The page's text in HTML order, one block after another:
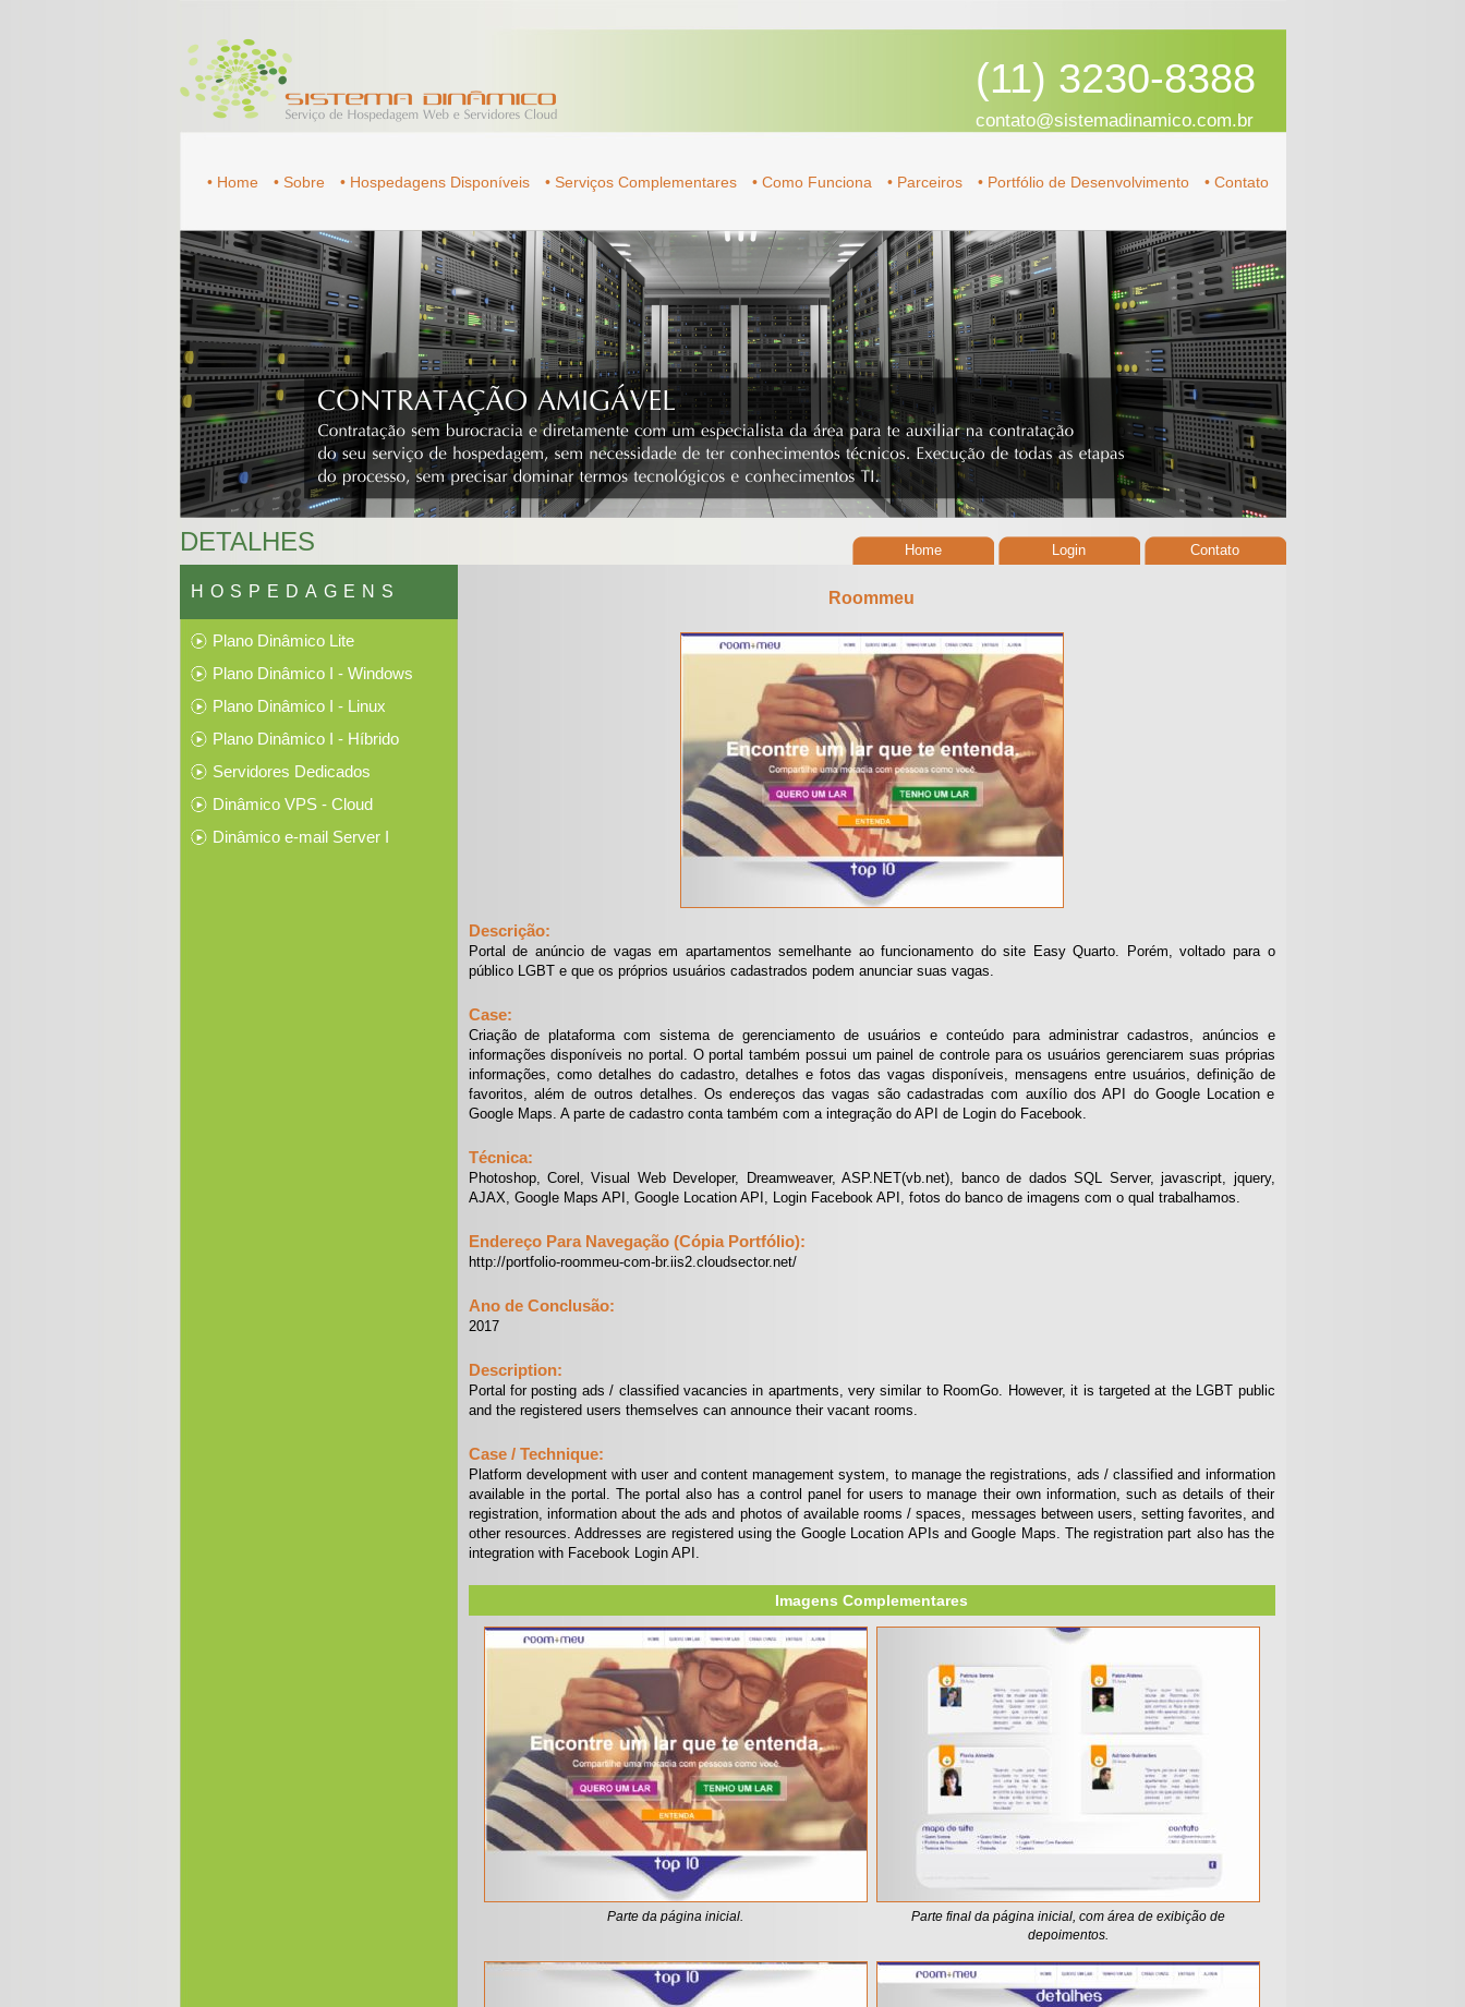
(11) 3230-8388
contato@sistemadinamico.com.br
• Home • Sobre • Hospedagens Disponíveis • Serviços Complementares • Como Funciona • Parceiros • Portfólio de Desenvolvimento • Contato
DETALHES Home Login Contato
HOSPEDAGENS
Plano Dinâmico Lite
Plano Dinâmico I - Windows
Plano Dinâmico I - Linux
Plano Dinâmico I - Híbrido
Servidores Dedicados
Dinâmico VPS - Cloud
Dinâmico e-mail Server I
Roommeu
Descrição:
Portal de anúncio de vagas em apartamentos semelhante ao funcionamento do site Easy Quarto. Porém, voltado para o
público LGBT e que os próprios usuários cadastrados podem anunciar suas vagas.
Case:
Criação de plataforma com sistema de gerenciamento de usuários e conteúdo para administrar cadastros, anúncios e
informações disponíveis no portal. O portal também possui um painel de controle para os usuários gerenciarem suas próprias
informações, como detalhes do cadastro, detalhes e fotos das vagas disponíveis, mensagens entre usuários, definição de
favoritos, além de outros detalhes. Os endereços das vagas são cadastradas com auxílio dos API do Google Location e
Google Maps. A parte de cadastro conta também com a integração do API de Login do Facebook.
Técnica:
Photoshop, Corel, Visual Web Developer, Dreamweaver, ASP.NET(vb.net), banco de dados SQL Server, javascript, jquery,
AJAX, Google Maps API, Google Location API, Login Facebook API, fotos do banco de imagens com o qual trabalhamos.
Endereço Para Navegação (Cópia Portfólio):
http://portfolio-roommeu-com-br.iis2.cloudsector.net/
Ano de Conclusão:
2017
Description:
Portal for posting ads / classified vacancies in apartments, very similar to RoomGo. However, it is targeted at the LGBT public
and the registered users themselves can announce their vacant rooms.
Case / Technique:
Platform development with user and content management system, to manage the registrations, ads / classified and information
available in the portal. The portal also has a control panel for users to manage their own information, such as details of their
registration, information about the ads and photos of available rooms / spaces, messages between users, setting favorites, and
other resources. Addresses are registered using the Google Location APIs and Google Maps. The registration part also has the
integration with Facebook Login API.
Imagens Complementares
Parte da página inicial.
Parte final da página inicial, com área de exibição de
depoimentos.